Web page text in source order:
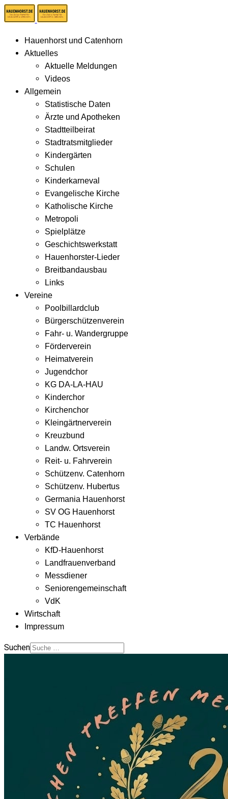
Hauenhorst und Catenhorn
Aktuelles
Aktuelle Meldungen
Videos
Allgemein
Statistische Daten
Ärzte und Apotheken
Stadtteilbeirat
Stadtratsmitglieder
Kindergärten
Schulen
Kinderkarneval
Evangelische Kirche
Katholische Kirche
Metropoli
Spielplätze
Geschichtswerkstatt
Hauenhorster-Lieder
Breitbandausbau
Links
Vereine
Poolbillardclub
Bürgerschützenverein
Fahr- u. Wandergruppe
Förderverein
Heimatverein
Jugendchor
KG DA-LA-HAU
Kinderchor
Kirchenchor
Kleingärtnerverein
Kreuzbund
Landw. Ortsverein
Reit- u. Fahrverein
Schützenv. Catenhorn
Schützenv. Hubertus
Germania Hauenhorst
SV OG Hauenhorst
TC Hauenhorst
Verbände
KfD-Hauenhorst
Landfrauenverband
Messdiener
Seniorengemeinschaft
VdK
Wirtschaft
Impressum
Suchen